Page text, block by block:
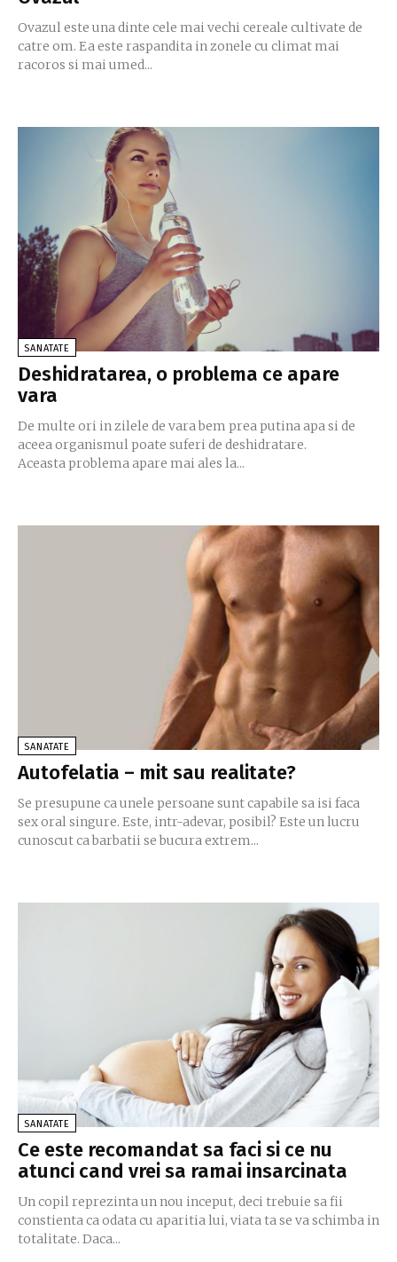
Ovazul este una dinte cele mai vechi cereale cultivate de
catre om. Ea este raspandita in zonele cu climat mai
racoros si mai umed...
SANATATE
Deshidratarea, o problema ce apare
vara
De multe ori in zilele de vara bem prea putina apa si de
aceea organismul poate suferi de deshidratare.
Aceasta problema apare mai ales la...
SANATATE
Autofelatia – mit sau realitate?
Se presupune ca unele persoane sunt capabile sa isi faca
sex oral singure. Este, intr-adevar, posibil? Este un lucru
cunoscut ca barbatii se bucura extrem...
SANATATE
Ce este recomandat sa faci si ce nu
atunci cand vrei sa ramai insarcinata
Un copil reprezinta un nou inceput, deci trebuie sa fii
constienta ca odata cu aparitia lui, viata ta se va schimba in
totalitate. Daca...